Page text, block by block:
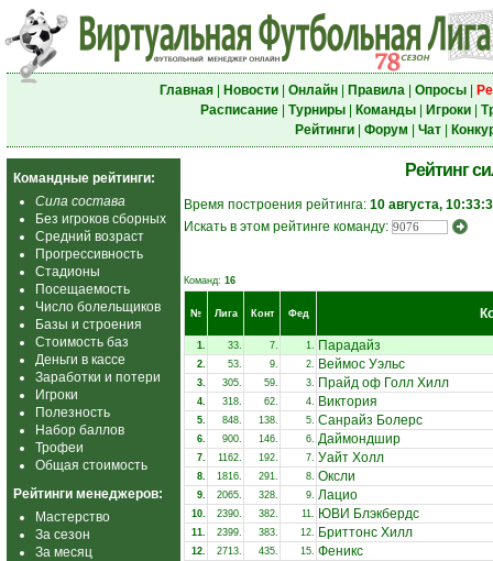
Главная| Новости| Онлайн| Правила| Опросы|
Расписание| Турниры| Команды| Игроки|
Рейтинги| Форум Чат|
Командные рейтинги:
Сила состава
Без игроков сборных
Средний возраст
Прогрессивность
Стадионы
Посещаемость
Число болельщиков
Базы и строения
Стоимость баз
Деньги в кассе
Заработки и потери
Игроки
Полезность
Набор баллов
Трофеи
Общая стоимость
Рейтинги менеджеров:
Мастерство
За сезон
За месяц
Рейтинг
Время построения рейтинга: 10 августа,
Искать в этом рейтинге команду:
Команд: 16
№ Лига Конт Фед
1. 33. 7. 1. Парадайз
2. 53. 9. 2. Веймос Уэльс
3. 305. 59. 3. Прайд оф Голл Хилл
4. 318. 62. 4. Виктория
5. 848. 138. 5. Санрайз Болерс
6. 900. 146. 6. Даймондшир
7. 1162. 192. 7. Уайт Холл
8. 1816. 291. 8. Оксли
9. 2065. 328. 9. Лацио
10. 2390. 382. 11. ЮВИ Блэкбердс
11. 2399. 383. 12. Бриттонс Хилл
12. 2713. 435. 15. Феникс